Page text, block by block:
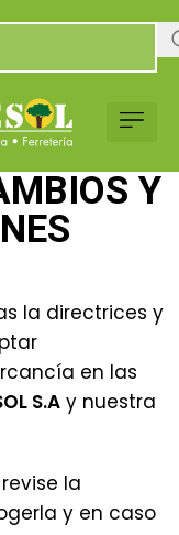
Y
la directrices y
en las
S.A y nuestra
la
y en caso